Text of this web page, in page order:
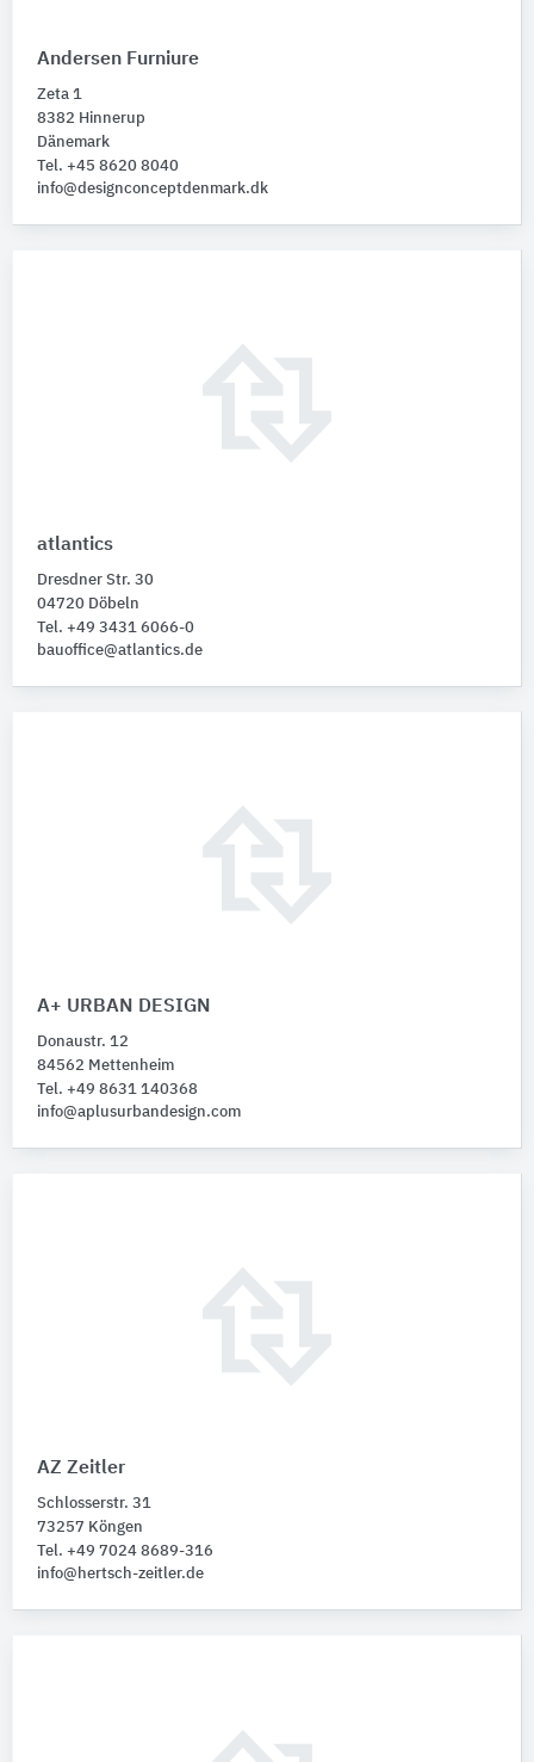
Andersen Furniure
Zeta 1
8382 Hinnerup
Dänemark
Tel. +45 8620 8040
info@designconceptdenmark.dk
atlantics
Dresdner Str. 30
04720 Döbeln
Tel. +49 3431 6066-0
bauoffice@atlantics.de
A+ URBAN DESIGN
Donaustr. 12
84562 Mettenheim
Tel. +49 8631 140368
info@aplusurbandesign.com
AZ Zeitler
Schlosserstr. 31
73257 Köngen
Tel. +49 7024 8689-316
info@hertsch-zeitler.de